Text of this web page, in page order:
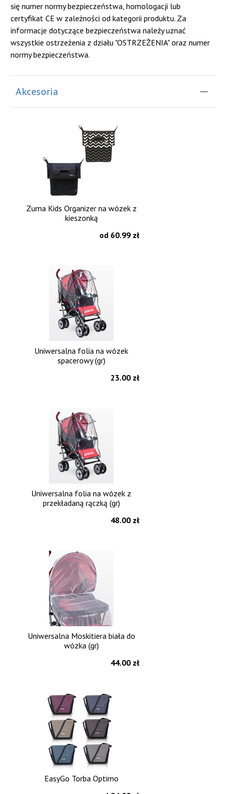
się numer normy bezpieczeństwa, homologacji lub
certyfikat CE w zależności od kategorii produktu. Za
informacje dotyczące bezpieczeństwa należy uznać
wszystkie ostrzeżenia z działu "OSTRZEŻENIA" oraz numer
normy bezpieczeństwa.
Akcesoria
Zuma Kids Organizer na wózek z
kieszonką
od 60.99 zł
Uniwersalna folia na wózek
spacerowy (gr)
23.00 zł
Uniwersalna folia na wózek z
przekładaną rączką (gr)
48.00 zł
Uniwersalna Moskitiera biała do
wózka (gr)
44.00 zł
EasyGo Torba Optimo